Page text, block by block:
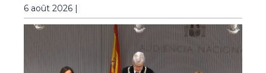
6 août 2026 |